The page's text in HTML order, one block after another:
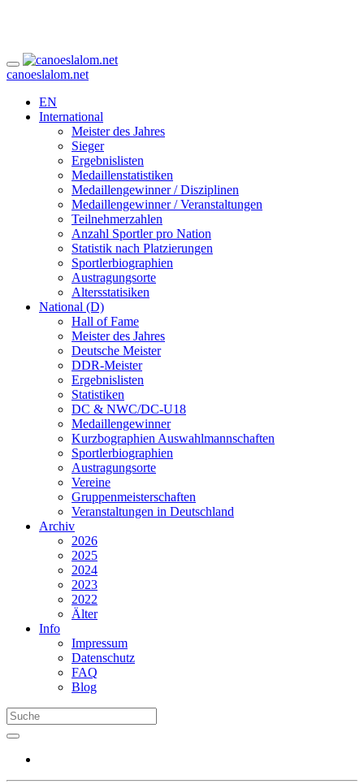
canoeslalom.net
EN
International
Meister des Jahres
Sieger
Ergebnislisten
Medaillenstatistiken
Medaillengewinner / Disziplinen
Medaillengewinner / Veranstaltungen
Teilnehmerzahlen
Anzahl Sportler pro Nation
Statistik nach Platzierungen
Sportlerbiographien
Austragungsorte
Altersstatisiken
National (D)
Hall of Fame
Meister des Jahres
Deutsche Meister
DDR-Meister
Ergebnislisten
Statistiken
DC & NWC/DC-U18
Medaillengewinner
Kurzbographien Auswahlmannschaften
Sportlerbiographien
Austragungsorte
Vereine
Gruppenmeisterschaften
Veranstaltungen in Deutschland
Archiv
2026
2025
2024
2023
2022
Älter
Info
Impressum
Datenschutz
FAQ
Blog